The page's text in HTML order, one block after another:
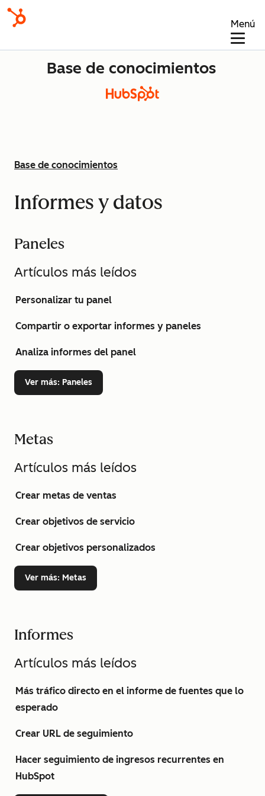
Menú
Base de conocimientos
Base de conocimientos
Informes y datos
Paneles
Artículos más leídos
Personalizar tu panel
Compartir o exportar informes y paneles
Analiza informes del panel
Ver más: Paneles
Metas
Artículos más leídos
Crear metas de ventas
Crear objetivos de servicio
Crear objetivos personalizados
Ver más: Metas
Informes
Artículos más leídos
Más tráfico directo en el informe de fuentes que lo
esperado
Crear URL de seguimiento
Hacer seguimiento de ingresos recurrentes en
HubSpot